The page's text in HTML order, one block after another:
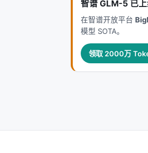
智谱 GLM-5 已
在智谱开放平台
模型 SOTA。
领取 2000万